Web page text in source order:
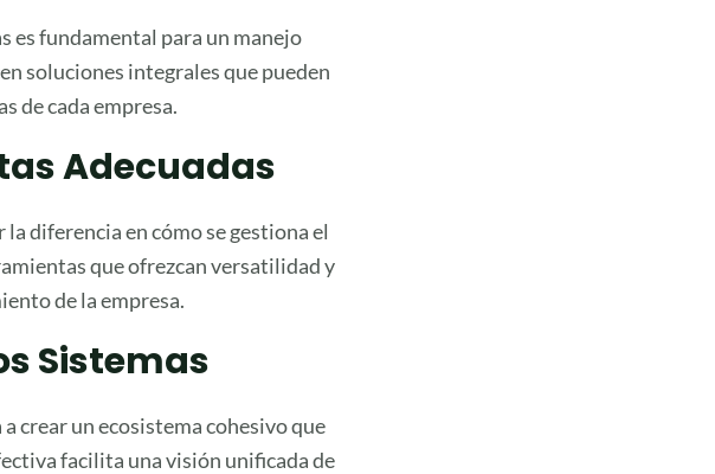
es fundamental para un manejo
soluciones integrales que pueden
de cada empresa.
Adecuadas
diferencia en cómo se gestiona el
que ofrezcan versatilidad y
de la empresa.
Sistemas
crear un ecosistema cohesivo que
facilita una visión unificada de